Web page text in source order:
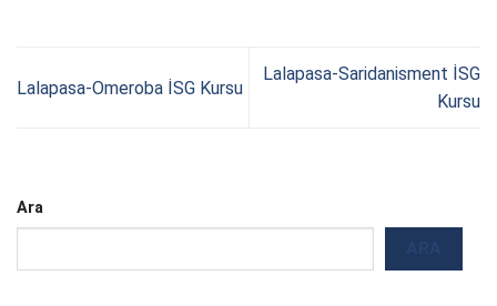
Lalapasa-Omeroba İSG Kursu
Lalapasa-Saridanisment İSG
Kursu
Ara